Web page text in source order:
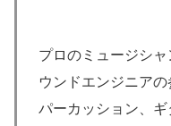
プロのミュージシ
ウンドエンジニアの
パーカッション、